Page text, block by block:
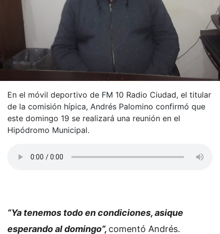
En el móvil deportivo de FM 10 Radio Ciudad, el titular
de la comisión hípica, Andrés Palomino confirmó que
este domingo 19 se realizará una reunión en el
Hipódromo Municipal.
“Ya tenemos todo en condiciones, asique
esperando al domingo”, comentó Andrés.